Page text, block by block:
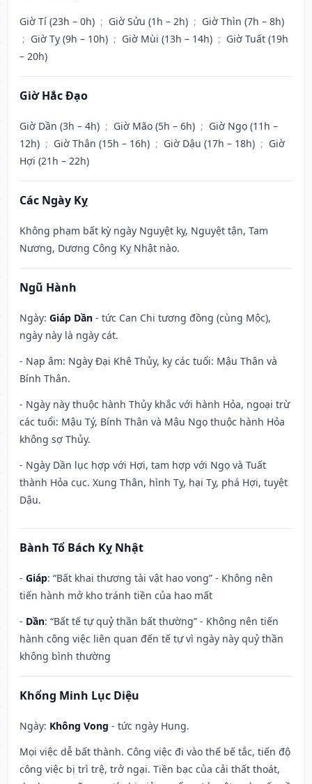
Giờ Tí (23h – 0h) ; Giờ Sửu (1h – 2h) ; Giờ Thìn (7h – 8h)
; Giờ Tỵ (9h – 10h) ; Giờ Mùi (13h – 14h) ; Giờ Tuất (19h
– 20h)
Giờ Hắc Đạo
Giờ Dần (3h – 4h) ; Giờ Mão (5h – 6h) ; Giờ Ngọ (11h –
12h) ; Giờ Thân (15h – 16h) ; Giờ Dậu (17h – 18h) ; Giờ
Hợi (21h – 22h)
Các Ngày Kỵ
Không phạm bất kỳ ngày Nguyệt kỵ, Nguyệt tận, Tam
Nương, Dương Công Kỵ Nhật nào.
Ngũ Hành
Ngày: Giáp Dần - tức Can Chi tương đồng (cùng Mộc),
ngày này là ngày cát.
- Nạp âm: Ngày Đại Khê Thủy, kỵ các tuổi: Mậu Thân và
Bính Thân.
- Ngày này thuộc hành Thủy khắc với hành Hỏa, ngoại trừ
các tuổi: Mậu Tý, Bính Thân và Mậu Ngọ thuộc hành Hỏa
không sợ Thủy.
- Ngày Dần lục hợp với Hợi, tam hợp với Ngọ và Tuất
thành Hỏa cục. Xung Thân, hình Tỵ, hại Tỵ, phá Hợi, tuyệt
Dậu.
Bành Tổ Bách Kỵ Nhật
- Giáp: “Bất khai thương tài vật hao vong” - Không nên
tiến hành mở kho tránh tiền của hao mất
- Dần: “Bất tế tự quỷ thần bất thường” - Không nên tiến
hành công việc liên quan đến tế tự vì ngày này quỷ thần
không bình thường
Khổng Minh Lục Diệu
Ngày: Không Vong - tức ngày Hung.
Mọi việc dễ bất thành. Công việc đi vào thế bế tắc, tiến độ
công việc bị trì trệ, trở ngại. Tiền bạc của cải thất thoát,